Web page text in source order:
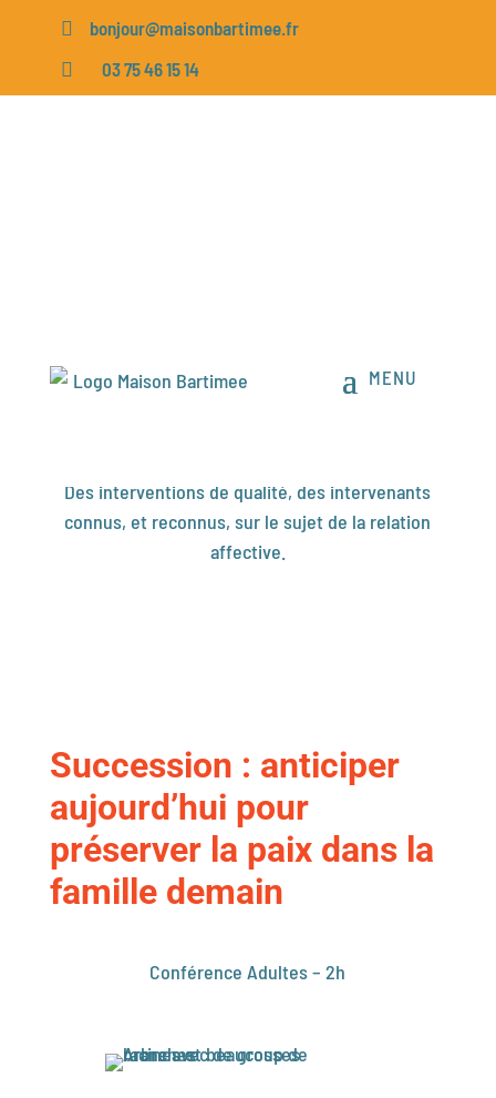

bonjour@maisonbartimee.fr

03 75 46 15 14
Conférences « hors
les murs »
Des interventions de qualité, des intervenants
connus, et reconnus, sur le sujet de la relation
affective.
Succession : anticiper
aujourd’hui pour
préserver la paix dans la
famille demain
Conférence Adultes – 2h